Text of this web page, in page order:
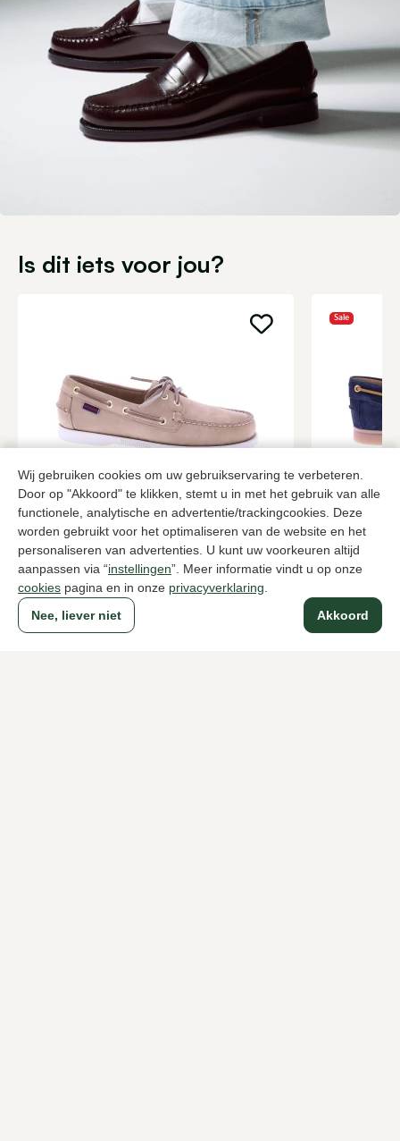
Wij gebruiken cookies om uw gebruikservaring te verbeteren.
Door op "Akkoord" te klikken, stemt u in met het gebruik van alle
functionele, analytische en advertentie/trackingcookies. Deze
worden gebruikt voor het optimaliseren van de website en het
personaliseren van advertenties. U kunt uw voorkeuren altijd
aanpassen via “instellingen”. Meer informatie vindt u op onze
cookies pagina en in onze privacyverklaring
Akkoord
Nee, liever niet
Is dit iets voor jou?
Sebago
Beige bootschoenen heren
169,95
Sale
Daniel
Blauwe
189,95